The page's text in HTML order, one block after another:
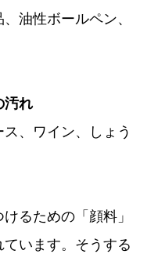
油性ボールペン、
汚れ
、ワイン、しょう
るための「顔料」
います。そうする